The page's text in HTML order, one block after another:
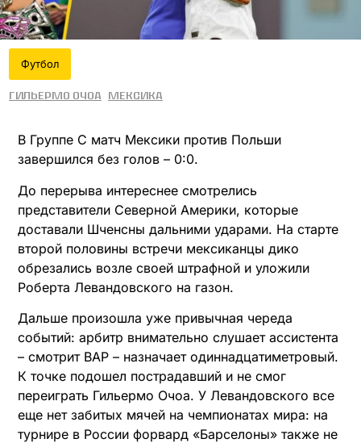
Футбол
Гильермо Очоа Мексика
В Группе С матч Мексики против Польши
завершился без голов – 0:0.
До перерыва интереснее смотрелись
представители Северной Америки, которые
доставали Шченсны дальними ударами. На старте
второй половины встречи мексиканцы дико
обрезались возле своей штрафной и уложили
Роберта Левандовского на газон.
Дальше произошла уже привычная череда
событий: арбитр внимательно слушает ассистента
– смотрит ВАР – назначает одиннадцатиметровый.
К точке подошел пострадавший и не смог
переиграть Гильермо Очоа. У Левандовского все
еще нет забитых мячей на чемпионатах мира: на
турнире в России форвард «Барселоны» также не